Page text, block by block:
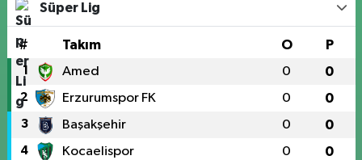
Süper Lig
# Takım O P
1 Amed 0 0
2 Erzurumspor FK 0 0
3 Başakşehir 0 0
4 Kocaelispor 0 0